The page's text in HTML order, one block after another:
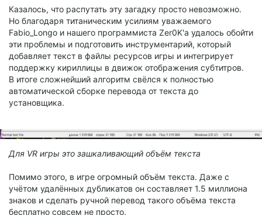
Казалось, что распутать эту загадку просто невозможно.
Но благодаря титаническим усилиям уважаемого
Fabio_Longo и нашего программиста Zer0K'a удалось обойти
эти проблемы и подготовить инструментарий, который
добавляет текст в файлы ресурсов игры и интегрирует
поддержку кириллицы в движок отображения субтитров.
В итоге сложнейший алгоритм свёлся к полностью
автоматической сборке перевода от текста до
установщика.
Для VR игры это зашкаливающий объём текста
Помимо этого, в игре огромный объём текста. Даже с
учётом удалённых дубликатов он составляет 1.5 миллиона
знаков и сделать ручной перевод такого объёма текста
бесплатно совсем не просто.